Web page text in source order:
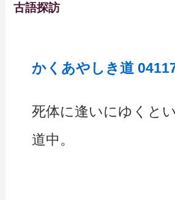
古語探訪
かくあやしき道
死体に逢いにゆくと
道中。